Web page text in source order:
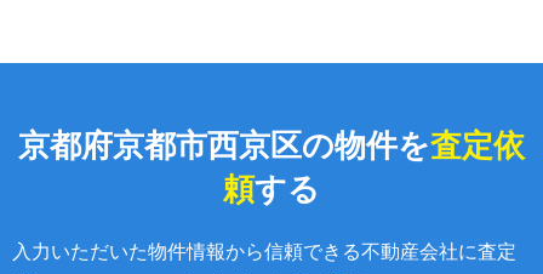
京都府京都市西京区の物件を査定依
頼する
入力いただいた物件情報から信頼できる不動産会社に査定